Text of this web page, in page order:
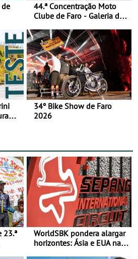
44.ª Concentração Moto
Clube de Faro - Galeria de
34º Bike Show de Faro
2026
23.ª
WorldSBK pondera alargar
horizontes: Ásia e EUA na